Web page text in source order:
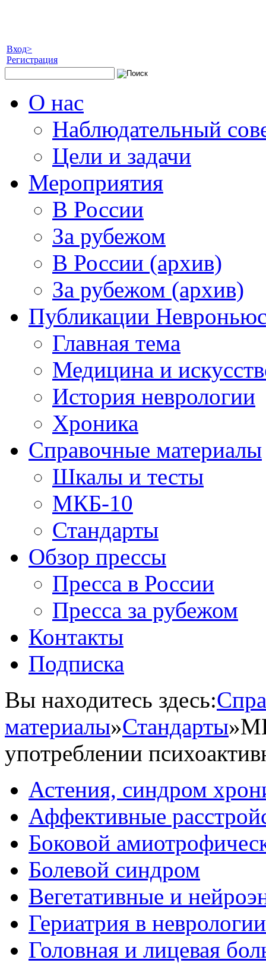
Вход>
Регистрация
О нас
Наблюдательный
Цели и задачи
Мероприятия
В России
За рубежом
В России (архив)
За рубежом (архив)
Публикации
Главная тема
Медицина и
История неврологии
Хроника
Справочные материалы
Шкалы и тесты
МКБ-10
Стандарты
Обзор прессы
Пресса в России
Пресса за рубежом
Контакты
Подписка
Вы находитесь здесь:
материалы»Стандарты»
употреблении
Астения, синдром
Аффективные
Боковой
Болевой синдром
Вегетативные и
Гериатрия в неврологии
Головная и лицевая